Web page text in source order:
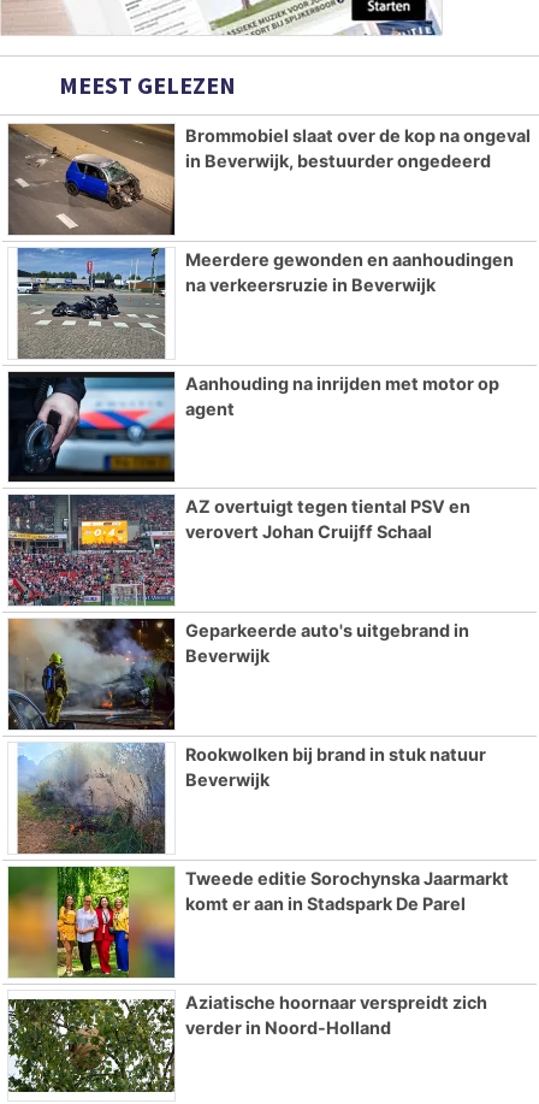
MEEST GELEZEN
Brommobiel slaat over de kop na ongeval
in Beverwijk, bestuurder ongedeerd
Meerdere gewonden en aanhoudingen
na verkeersruzie in Beverwijk
Aanhouding na inrijden met motor op
agent
AZ overtuigt tegen tiental PSV en
verovert Johan Cruijff Schaal
Geparkeerde auto's uitgebrand in
Beverwijk
Rookwolken bij brand in stuk natuur
Beverwijk
Tweede editie Sorochynska Jaarmarkt
komt er aan in Stadspark De Parel
Aziatische hoornaar verspreidt zich
verder in Noord-Holland